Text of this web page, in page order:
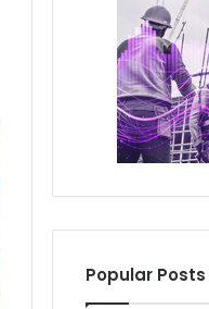
Popular Posts